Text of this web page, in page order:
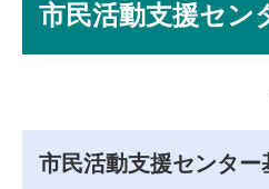
文市民活動支援セン
市民活動支援センター